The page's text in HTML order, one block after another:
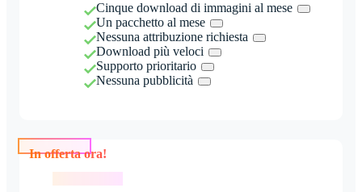
Cinque download di immagini al mese
Un pacchetto al mese
Nessuna attribuzione richiesta
Download più veloci
Supporto prioritario
Nessuna pubblicità